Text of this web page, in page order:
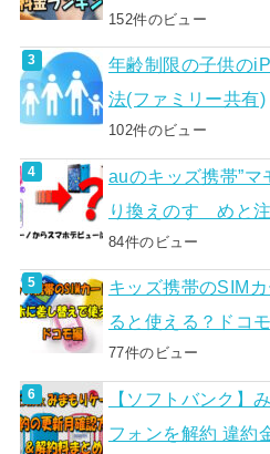
152件のビュー
年齢制限の子供の
法(ファミリー共有)
102件のビュー
auのキッズ携帯”マ
り換えのすゝめと
84件のビュー
キッズ携帯のSIM
ると使える？ドコ
77件のビュー
【ソフトバンク】
フォンを解約 違約